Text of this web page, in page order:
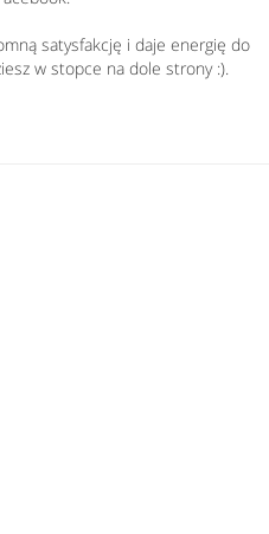
satysfakcję i daje energię do
w stopce na dole strony :).